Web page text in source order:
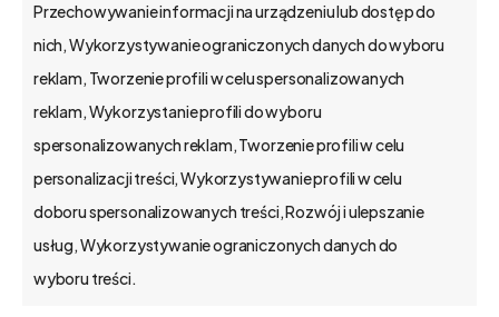
Przechowywanie informacji na urządzeniu lub dostęp do
nich, Wykorzystywanie ograniczonych danych do wyboru
reklam, Tworzenie profili w celu spersonalizowanych
reklam, Wykorzystanie profili do wyboru
spersonalizowanych reklam, Tworzenie profili w celu
personalizacji treści, Wykorzystywanie profili w celu
doboru spersonalizowanych treści, Rozwój i ulepszanie
usług, Wykorzystywanie ograniczonych danych do
wyboru treści.
bs4 business solutions sp. z o.o.
na rynku od 2002 r.
kapitał zakładowy 1,15 mln zł.
Poznań, Polska
tel. 61 848 44 23
bs4@bs4.io